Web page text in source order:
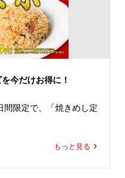
らしマヨネーズ、紅しょ
後まで飽きずに楽しめる
り絡み、食べ始めたら箸
でありながら、暑い日
ングして、自分好みにさ
す。
ください！
今だけお得に！
限定で、「焼きめし定
)定食の定食分が半額の
もっと見る